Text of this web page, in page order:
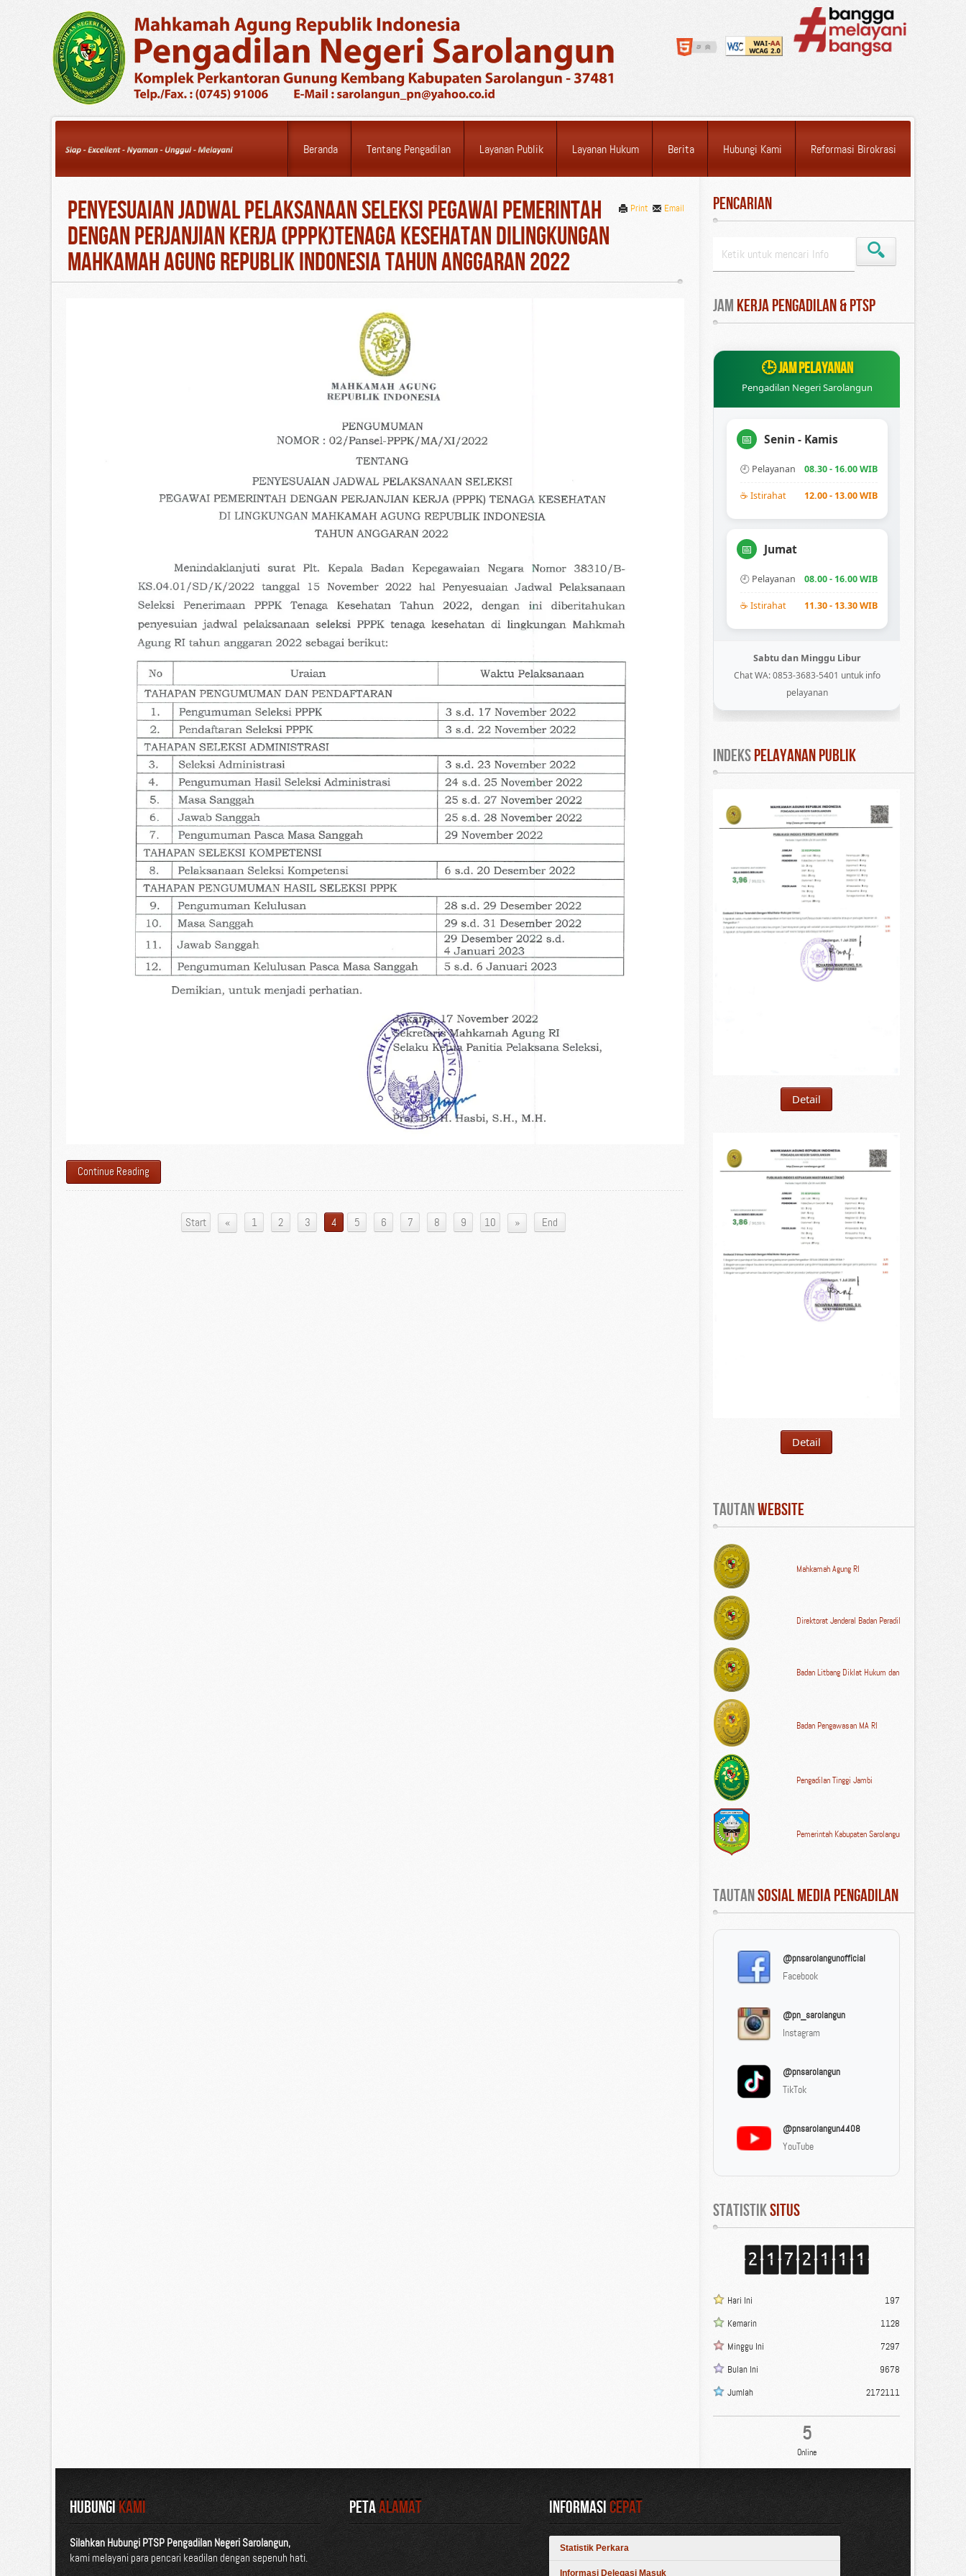
Beranda Tentang Pengadilan Layanan Publik Layanan Hukum Berita Hubungi Kami Reformasi Birokrasi
Email
Print
PENYESUAIAN JADWAL PELAKSANAAN SELEKSI PEGAWAI PEMERINTAH
DENGAN PERJANJIAN KERJA (PPPK)TENAGA KESEHATAN DILINGKUNGAN
MAHKAMAH AGUNG REPUBLIK INDONESIA TAHUN ANGGARAN 2022
Continue Reading
Start « 1 2 3 4 5 6 7 8 9 10 » End
Pencarian
Jam Kerja Pengadilan & PTSP
🕒 JAM PELAYANAN
Pengadilan Negeri Sarolangun
📅 Senin - Kamis
🕘 Pelayanan 08.30 - 16.00 WIB
☕ Istirahat 12.00 - 13.00 WIB
📅 Jumat
🕘 Pelayanan 08.00 - 16.00 WIB
☕ Istirahat 11.30 - 13.30 WIB
Sabtu dan Minggu Libur
Chat WA: 0853-3683-5401 untuk info
pelayanan
INDEKS PELAYANAN PUBLIK
Detail
Detail
Tautan WEBSITE
Mahkamah Agung RI
Direktorat Jenderal Badan Peradilan Umum MA RI
Badan Litbang Diklat Hukum dan Peradilan MA RI
Badan Pengawasan MA RI
Pengadilan Tinggi Jambi
Pemerintah Kabupaten Sarolangun
Tautan Sosial Media Pengadilan
@pnsarolangunofficial
Facebook
@pn_sarolangun
Instagram
@pnsarolangun
TikTok
@pnsarolangun4408
YouTube
Statistik Situs
Hari Ini
197
Kemarin
1128
Minggu Ini
7297
Bulan Ini
9678
Jumlah
2172111
5
Online
HUBUNGI KAMI
Silahkan Hubungi PTSP Pengadilan Negeri Sarolangun,
kami melayani para pencari keadilan dengan sepenuh hati.
PetaAlamat InformasiCepat
Statistik Perkara
Informasi Delegasi Masuk